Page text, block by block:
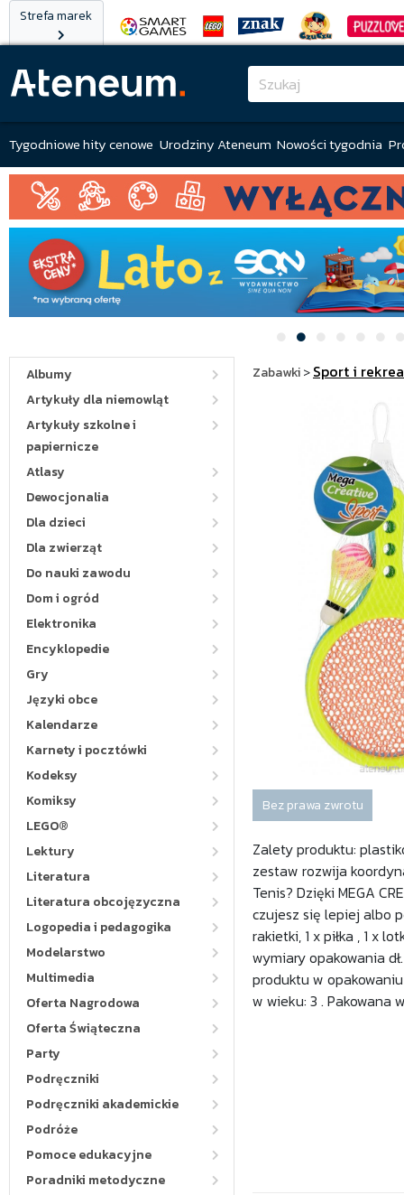
Strefa marek
Tygodniowe hity cenowe Urodziny Ateneum Nowości tygodnia
Albumy
Artykuły dla niemowląt
Artykuły szkolne i
papiernicze
Atlasy
Dewocjonalia
Dla dzieci
Dla zwierząt
Do nauki zawodu
Dom i ogród
Elektronika
Encyklopedie
Gry
Języki obce
Kalendarze
Karnety i pocztówki
Kodeksy
Komiksy
LEGO®
Lektury
Literatura
Literatura obcojęzyczna
Logopedia i pedagogika
Modelarstwo
Multimedia
Oferta Nagrodowa
Oferta Świąteczna
Party
Podręczniki
Podręczniki akademickie
Podróże
Pomoce edukacyjne
Poradniki metodyczne
Zabawki>Sport i
Bez prawa zwrotu
Zalety produktu:
zestaw rozwija
Tenis? Dzięki MEGA
czujesz się lepiej albo
rakietki, 1 x piłka , 1 x
wymiary opakowania
produktu w
w wieku: 3 . Pakowana